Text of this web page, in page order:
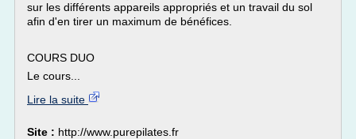
sur les différents appareils appropriés et un travail du sol
afin d'en tirer un maximum de bénéfices.
COURS DUO
Le cours...
Lire la suite
Site : http://www.purepilates.fr